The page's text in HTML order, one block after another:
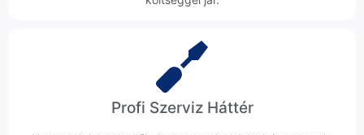
Profi Szerviz Háttér